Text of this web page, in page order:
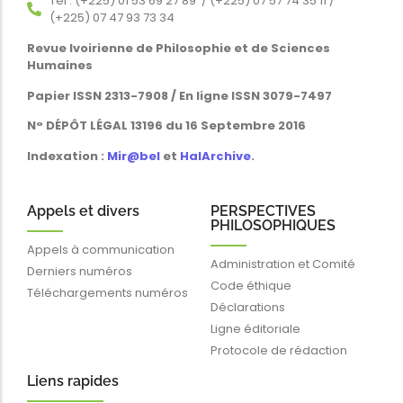
(+225) 07 47 93 73 34
Revue Ivoirienne de Philosophie et de Sciences
Humaines
Papier ISSN 2313-7908 / En ligne ISSN 3079-7497
N° DÉPÔT LÉGAL 13196 du 16 Septembre 2016
Indexation : Mir@bel et HalArchive.
Appels et divers
Appels à communication
Derniers numéros
Téléchargements numéros
PERSPECTIVES
PHILOSOPHIQUES
Administration et Comité
Code éthique
Déclarations
Ligne éditoriale
Protocole de rédaction
Liens rapides